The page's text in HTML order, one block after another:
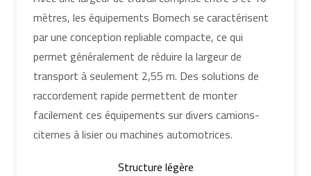
mètres, les équipements Bomech se caractérisent
par une conception repliable compacte, ce qui
permet généralement de réduire la largeur de
transport à seulement 2,55 m. Des solutions de
raccordement rapide permettent de monter
facilement ces équipements sur divers camions-
citernes à lisier ou machines automotrices.
Structure légère